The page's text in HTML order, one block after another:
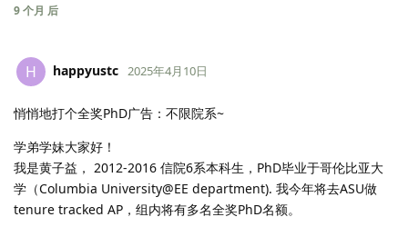
9 个月 后
H happyustc 2025年4月10日
悄悄地打个全奖PhD广告：不限院系~
学弟学妹大家好！
我是黄子益， 2012-2016 信院6系本科生，PhD毕业于哥伦比亚大
学（Columbia University@EE department). 我今年将去ASU做
tenure tracked AP，组内将有多名全奖PhD名额。